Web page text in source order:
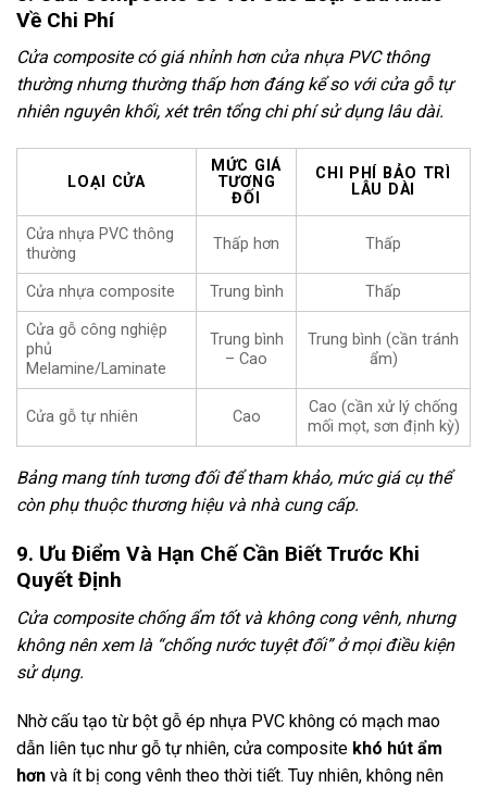
Về Chi Phí
Cửa composite có giá nhỉnh hơn cửa nhựa PVC thông
thường nhưng thường thấp hơn đáng kể so với cửa gỗ tự
nhiên nguyên khối, xét trên tổng chi phí sử dụng lâu dài.
LOẠI CỬA
MỨC GIÁ
TƯƠNG
ĐỐI
CHI PHÍ BẢO TRÌ
LÂU DÀI
Cửa nhựa PVC thông
thường
Thấp hơn Thấp
Cửa nhựa composite Trung bình Thấp
Cửa gỗ công nghiệp
phủ
Melamine/Laminate
Trung bình
– Cao
Trung bình (cần tránh
ẩm)
Cửa gỗ tự nhiên Cao
Cao (cần xử lý chống
mối mọt, sơn định kỳ)
Bảng mang tính tương đối để tham khảo, mức giá cụ thể
còn phụ thuộc thương hiệu và nhà cung cấp.
9. Ưu Điểm Và Hạn Chế Cần Biết Trước Khi
Quyết Định
Cửa composite chống ẩm tốt và không cong vênh, nhưng
không nên xem là “chống nước tuyệt đối” ở mọi điều kiện
sử dụng.
Nhờ cấu tạo từ bột gỗ ép nhựa PVC không có mạch mao
dẫn liên tục như gỗ tự nhiên, cửa composite khó hút ẩm
hơn và ít bị cong vênh theo thời tiết. Tuy nhiên, không nên